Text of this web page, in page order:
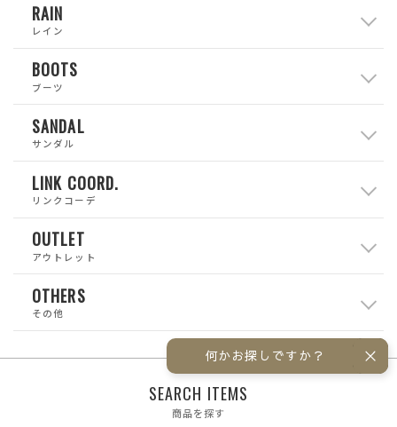
RAIN
レイン
BOOTS
ブーツ
SANDAL
サンダル
LINK COORD.
リンクコーデ
OUTLET
アウトレット
OTHERS
その他
SEARCH ITEMS
商品を探す
何かお探しですか？